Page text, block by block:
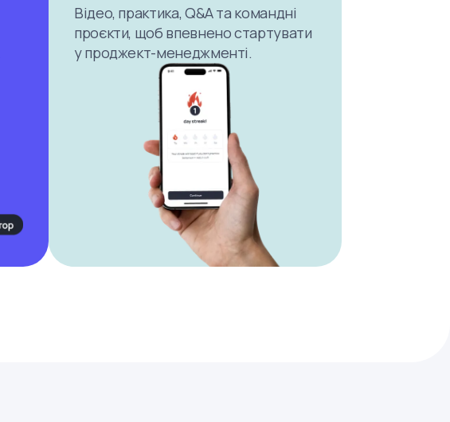
Відео, практика, Q&A та командні
проєкти, щоб впевнено стартувати
у проджект-менеджменті.